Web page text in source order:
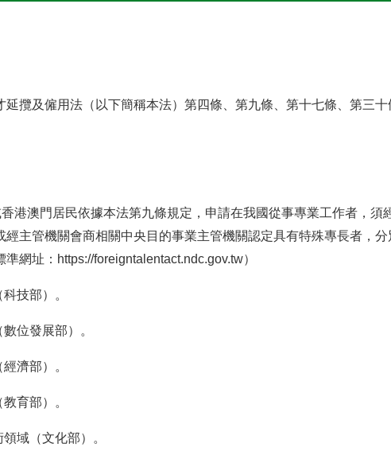
延攬及僱用法（以下簡稱本法）第四條、第九條、第十七條、第三
港澳門居民依據本法第九條規定，申請在我國從事專業工作者，須
經主管機關會商相關中央目的事業主管機關認定具有特殊專長者，
網址： https://foreigntalentact.ndc.gov.tw）
技部）。
位發展部）。
濟部）。
育部）。
域（文化部）。